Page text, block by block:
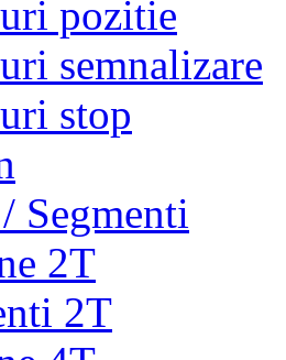
pozitie
semnalizare
stop
Segmenti
2T
2T